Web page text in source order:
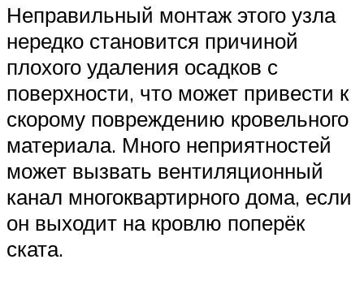
Неправильный монтаж этого узла
нередко становится причиной
плохого удаления осадков с
поверхности, что может привести к
скорому повреждению кровельного
материала. Много неприятностей
может вызвать вентиляционный
канал многоквартирного дома, если
он выходит на кровлю поперёк
ската.